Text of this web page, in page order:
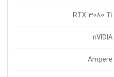
RTX 3080 Ti
nVIDIA
Ampere